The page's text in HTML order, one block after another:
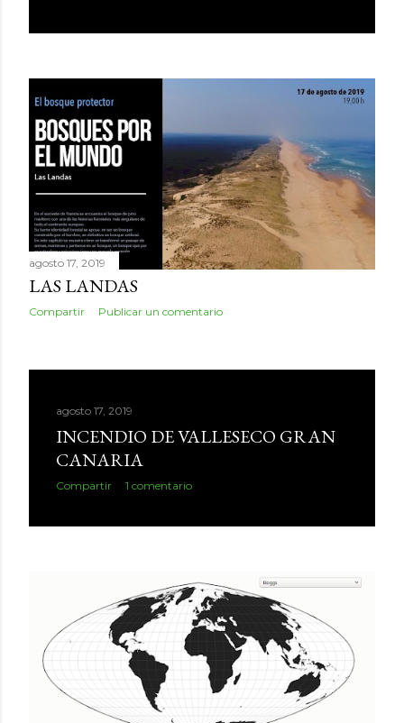
agosto 17, 2019
LAS LANDAS
Compartir Publicar un comentario
agosto 17, 2019
INCENDIO DE VALLESECO GRAN
CANARIA
Compartir 1 comentario